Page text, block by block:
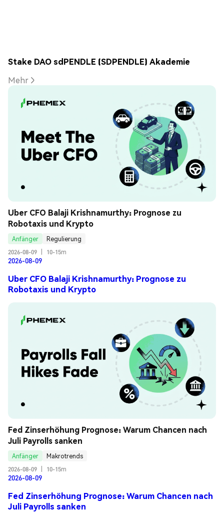
Stake DAO sdPENDLE (SDPENDLE) Akademie
Mehr
Uber CFO Balaji Krishnamurthy: Prognose zu
Robotaxis und Krypto
Anfänger
Regulierung
2026-08-09
10-15m
2026-08-09
Uber CFO Balaji Krishnamurthy: Prognose zu
Robotaxis und Krypto
Fed Zinserhöhung Prognose: Warum Chancen nach
Juli Payrolls sanken
Anfänger
Makrotrends
2026-08-09
10-15m
2026-08-09
Fed Zinserhöhung Prognose: Warum Chancen nach
Juli Payrolls sanken